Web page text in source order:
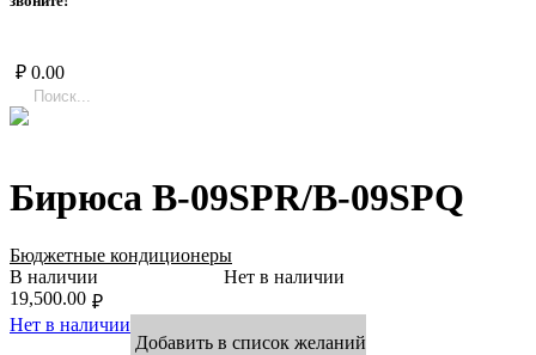
₽ 0.00
Бирюса B-09SPR/B-09SPQ
Бюджетные кондиционеры
В наличии
Нет в наличии
₽
19,500.00
Нет в наличии
Добавить в список желаний